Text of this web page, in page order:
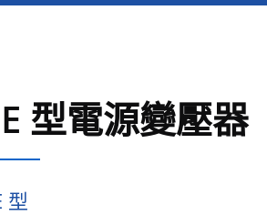
型電源變壓器
型